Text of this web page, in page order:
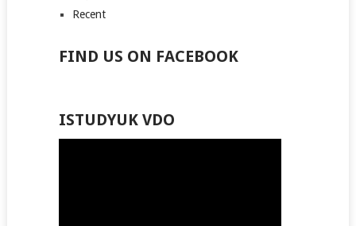
Recent
FIND US ON FACEBOOK
ISTUDYUK VDO